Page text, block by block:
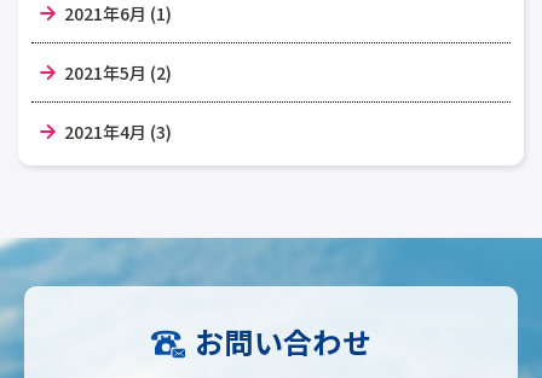
2021年6月 (1)
2021年5月 (2)
2021年4月 (3)
お問い合わせ